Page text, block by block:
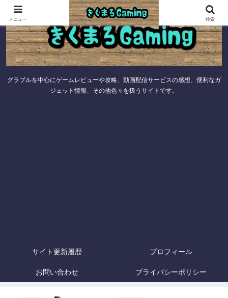
グラブルを中心にゲームレビューや攻略、動画配信サービスの感想、便利なガ
ジェット情報、その他色々を扱うサイトです。
サイト更新履歴 プロフィール
お問い合わせ プライバシーポリシー
メニュー 検索